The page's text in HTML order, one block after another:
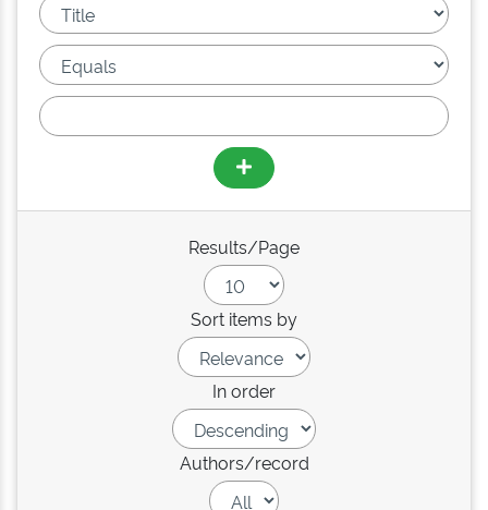
Results/Page
Sort items by
In order
Authors/record